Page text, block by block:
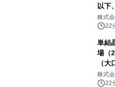
以下
ル以
株式
22
単結
場（
（
発表
株式
22